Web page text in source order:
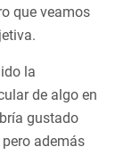
que veamos
la
de algo en
gustado
además